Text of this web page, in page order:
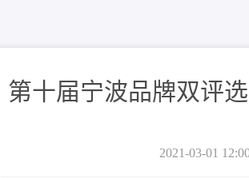
第十届宁波品牌双评
2021-03-01